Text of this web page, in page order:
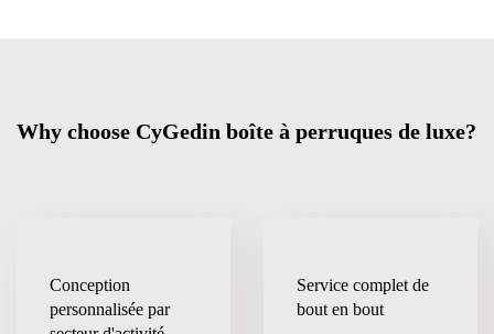
Why choose CyGedin boîte à perruques de luxe?
Conception
personnalisée par
Service complet de
bout en bout